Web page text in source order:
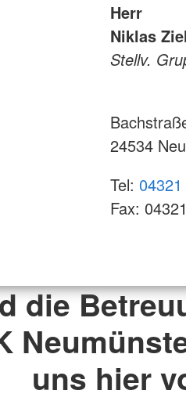
Herr
Niklas
Stellv.
24534
Tel:
Fax:
die
uns hier